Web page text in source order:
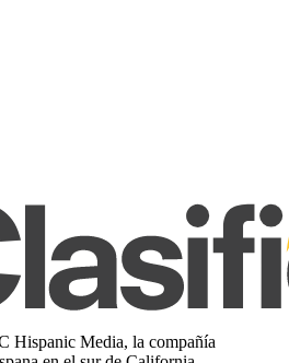
Hispanic Media, la compañía